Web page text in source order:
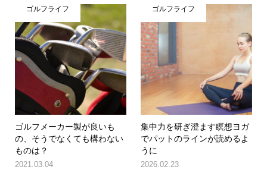
ゴルフライフ
ゴルフメーカー製が良いも
の、そうでなくても構わない
ものは？
2021.03.04
ゴルフライフ
集中力を研ぎ澄ます瞑想ヨガ
でパットのラインが読めるよ
うに
2026.02.23